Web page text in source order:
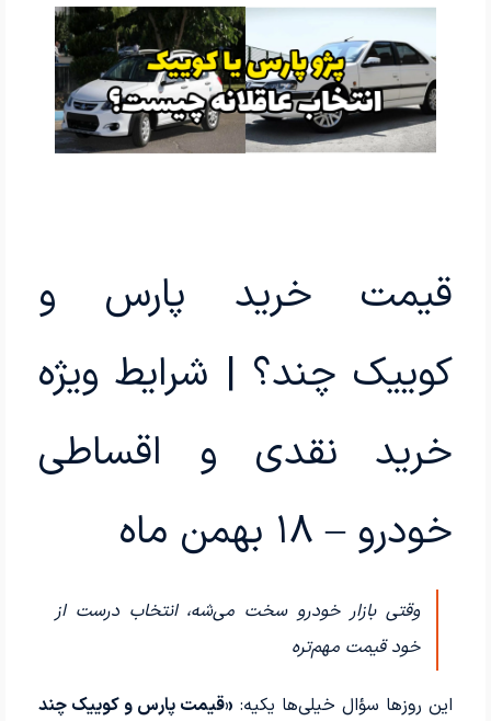
قیمت خرید پارس و
کوییک چند؟ | شرایط ویژه
خرید نقدی و اقساطی
خودرو – ۱۸ بهمن ماه
وقتی بازار خودرو سخت می‌شه، انتخاب درست از
خود قیمت مهم‌تره
این روزها سؤال خیلی‌ها یکیه: «قیمت پارس و کوییک چند